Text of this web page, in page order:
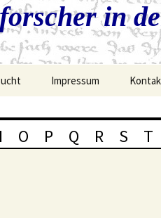
in
Impressum
O P Q R S T